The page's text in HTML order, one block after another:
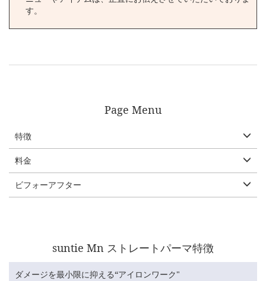
※ご来店時は、（朝、髪の毛を洗って）できるだけ、何もつけ
く、スムーズに施術が行えます。
す。
Page Menu
特徴
料金
ビフォーアフター
suntie Mn ストレートパーマ特徴
ダメージを最小限に抑える“アイロンワーク"